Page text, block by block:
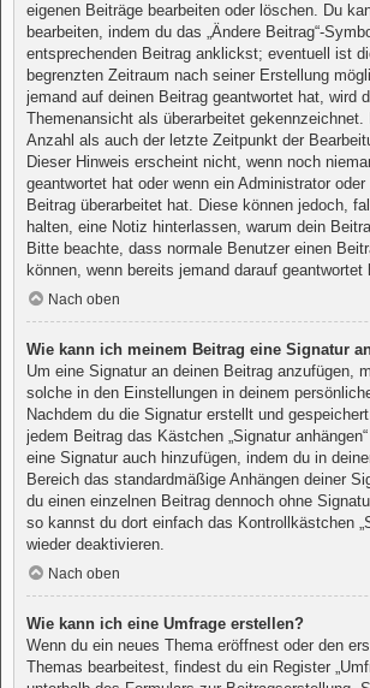
eigenen Beiträge bearbeiten oder löschen. Du
bearbeiten, indem du das „Ändere Beitrag“-
entsprechenden Beitrag anklickst; eventuell ist
begrenzten Zeitraum nach seiner Erstellung
jemand auf deinen Beitrag geantwortet hat, wird
Themenansicht als überarbeitet
Anzahl als auch der letzte Zeitpunkt der
Dieser Hinweis erscheint nicht, wenn noch
geantwortet hat oder wenn ein Administrator
Beitrag überarbeitet hat. Diese können jedoch,
halten, eine Notiz hinterlassen, warum dein
Bitte beachte, dass normale Benutzer einen
können, wenn bereits jemand darauf geantwortet
Nach oben
Wie kann ich meinem Beitrag eine Signatur
Um eine Signatur an deinen Beitrag anzufügen,
solche in den Einstellungen in deinem
Nachdem du die Signatur erstellt und
jedem Beitrag das Kästchen „Signatur
eine Signatur auch hinzufügen, indem du in
Bereich das standardmäßige Anhängen deiner
du einen einzelnen Beitrag dennoch ohne
so kannst du dort einfach das Kontrollkästchen
wieder deaktivieren.
Nach oben
Wie kann ich eine Umfrage erstellen?
Wenn du ein neues Thema eröffnest oder den
Themas bearbeitest, findest du ein Register